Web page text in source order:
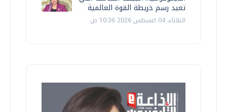
تعيد رسم خريطة القوة العالمية
الثلاثاء، 04 اغسطس 2026 10:36 ص